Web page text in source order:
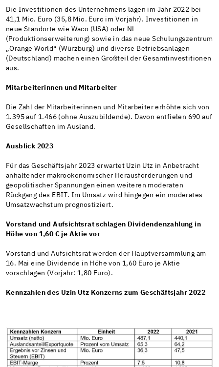
Die Investitionen des Unternehmens lagen im Jahr 2022 bei
41,1 Mio. Euro (35,8 Mio. Euro im Vorjahr). Investitionen in
neue Standorte wie Waco (USA) oder NL
(Produktionserweiterung) sowie in das neue Schulungszentrum
„Orange World“ (Würzburg) und diverse Betriebsanlagen
(Deutschland) machen einen Großteil der Gesamtinvestitionen
aus.
Mitarbeiterinnen und Mitarbeiter
Die Zahl der Mitarbeiterinnen und Mitarbeiter erhöhte sich von
1.395 auf 1.466 (ohne Auszubildende). Davon entfielen 690 auf
Gesellschaften im Ausland.
Ausblick 2023
Für das Geschäftsjahr 2023 erwartet Uzin Utz in Anbetracht
anhaltender makroökonomischer Herausforderungen und
geopolitischer Spannungen einen weiteren moderaten
Rückgang des EBIT. Im Umsatz wird hingegen ein moderates
Umsatzwachstum prognostiziert.
Vorstand und Aufsichtsrat schlagen Dividendenzahlung in
Höhe von 1,60 € je Aktie vor
Vorstand und Aufsichtsrat werden der Hauptversammlung am
16. Mai eine Dividende in Höhe von 1,60 Euro je Aktie
vorschlagen (Vorjahr: 1,80 Euro).
Kennzahlen des Uzin Utz Konzerns zum Geschäftsjahr 2022